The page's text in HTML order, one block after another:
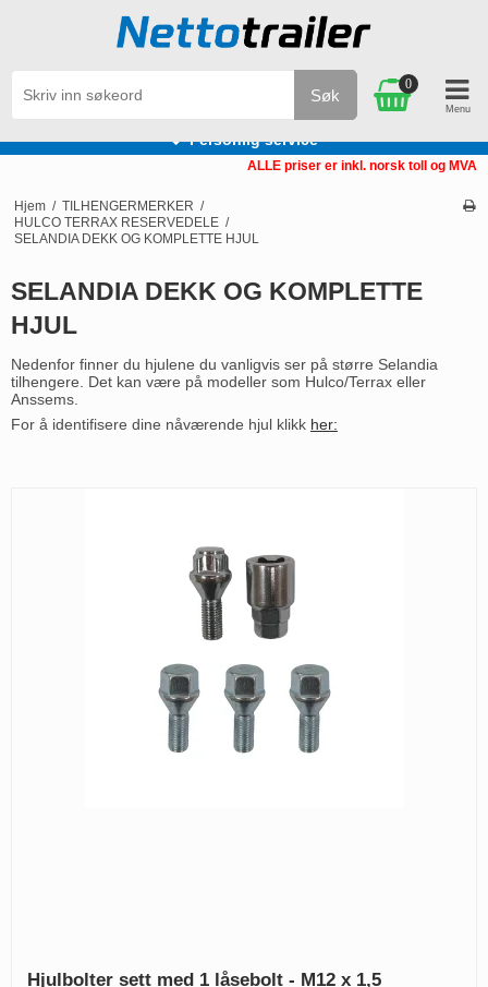
Personlig service
Søk
0
ALLE priser er inkl. norsk toll og MVA
Hjem / TILHENGERMERKER /
HULCO TERRAX RESERVEDELE /
SELANDIA DEKK OG KOMPLETTE HJUL
SELANDIA DEKK OG KOMPLETTE
HJUL
Nedenfor finner du hjulene du vanligvis ser på større Selandia
tilhengere. Det kan være på modeller som Hulco/Terrax eller
Anssems.
For å identifisere dine nåværende hjul klikk her:
Hjulbolter sett med 1 låsebolt - M12 x 1,5